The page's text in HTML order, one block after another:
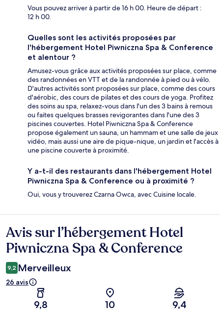
Vous pouvez arriver à partir de 16 h 00. Heure de départ :
12 h 00.
Quelles sont les activités proposées par
l'hébergement Hotel Piwniczna Spa & Conference
et alentour ?
Amusez-vous grâce aux activités proposées sur place, comme
des randonnées en VTT et de la randonnée à pied ou à vélo.
D'autres activités sont proposées sur place, comme des cours
d'aérobic, des cours de pilates et des cours de yoga. Profitez
des soins au spa, relaxez-vous dans l'un des 3 bains à remous
ou faites quelques brasses revigorantes dans l'une des 3
piscines couvertes. Hotel Piwniczna Spa & Conference
propose également un sauna, un hammam et une salle de jeux
vidéo, mais aussi une aire de pique-nique, un jardin et l'accès à
une piscine couverte à proximité.
Y a-t-il des restaurants dans l'hébergement Hotel
Piwniczna Spa & Conference ou à proximité ?
Oui, vous y trouverez Czarna Owca, avec Cuisine locale.
Avis
Avis sur l’hébergement Hotel
Piwniczna Spa & Conference
9,2 Merveilleux
26 avis
9,8 10 9,4